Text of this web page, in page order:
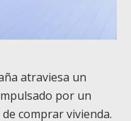
atraviesa un
por un
comprar vivienda.